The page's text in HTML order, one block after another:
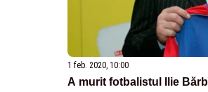
1 feb. 2020, 10:00
A murit fotbalistul Ilie